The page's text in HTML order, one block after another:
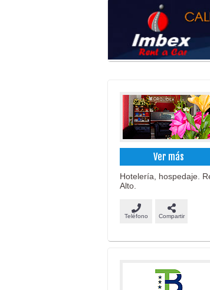
Ver más
Hotelería, hospedaje.
Alto.
Teléfono Compartir